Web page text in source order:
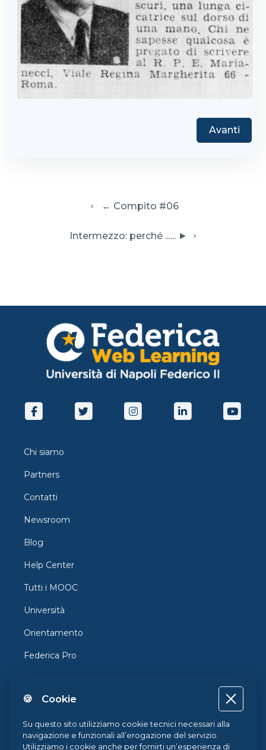
Avanti
  ← Compito #06
Intermezzo: perché ...... ►
Chi siamo
Partners
Contatti
Newsroom
Blog
Help Center
Tutti i MOOC
Università
Orientamento
Federica Pro
Federica Coursera
Accessibilità
Privacy
🍪 Cookie
Su questo sito utilizziamo cookie tecnici necessari alla
navigazione e funzionali all’erogazione del servizio.
Utilizziamo i cookie anche per fornirti un’esperienza di